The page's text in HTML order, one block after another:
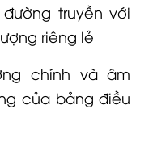
truyền với
riêng lẻ
chính và âm
của bảng điều